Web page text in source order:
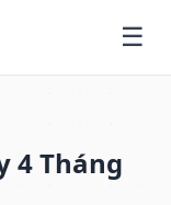
4 Tháng